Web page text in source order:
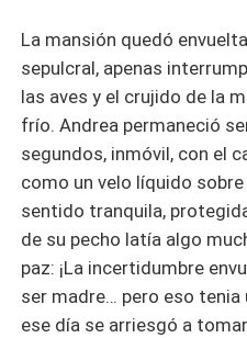
La mansión quedó
sepulcral, apenas
las aves y el crujido de la
frío. Andrea permaneció
segundos, inmóvil, con el
como un velo líquido
sentido tranquila,
de su pecho latía algo
paz: ¡La incertidumbre
ser madre… pero eso
ese día se arriesgó a